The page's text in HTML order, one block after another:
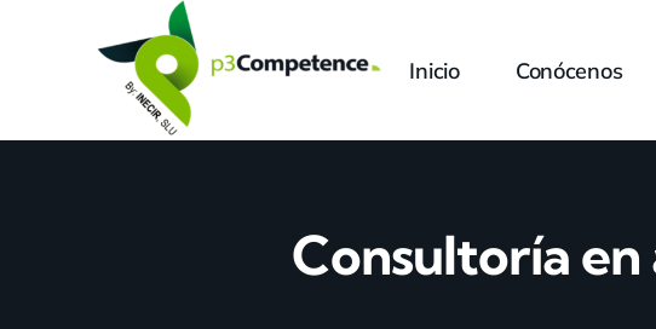
Inicio Conócenos
Consultoría